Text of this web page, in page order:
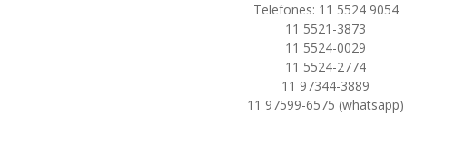
Telefones: 11 5524 9054
11 5521-3873
11 5524-0029
11 5524-2774
11 97344-3889
11 97599-6575 (whatsapp)